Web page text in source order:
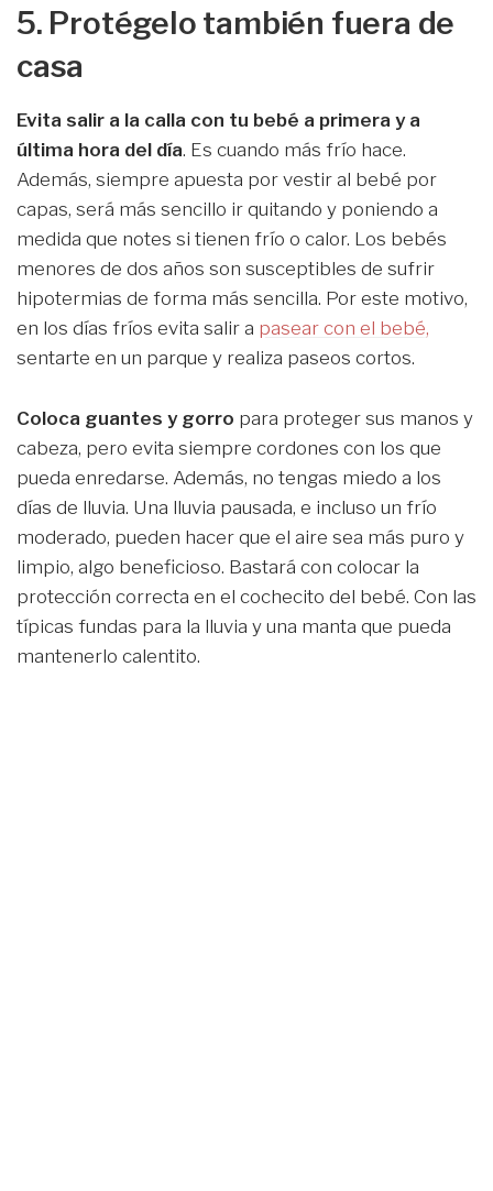
5. Protégelo también fuera de
casa
Evita salir a la calla con tu bebé a primera y a
última hora del día. Es cuando más frío hace.
Además, siempre apuesta por vestir al bebé por
capas, será más sencillo ir quitando y poniendo a
medida que notes si tienen frío o calor. Los bebés
menores de dos años son susceptibles de sufrir
hipotermias de forma más sencilla. Por este motivo,
en los días fríos evita salir a pasear con el bebé,
sentarte en un parque y realiza paseos cortos.
Coloca guantes y gorro para proteger sus manos y
cabeza, pero evita siempre cordones con los que
pueda enredarse. Además, no tengas miedo a los
días de lluvia. Una lluvia pausada, e incluso un frío
moderado, pueden hacer que el aire sea más puro y
limpio, algo beneficioso. Bastará con colocar la
protección correcta en el cochecito del bebé. Con las
típicas fundas para la lluvia y una manta que pueda
mantenerlo calentito.